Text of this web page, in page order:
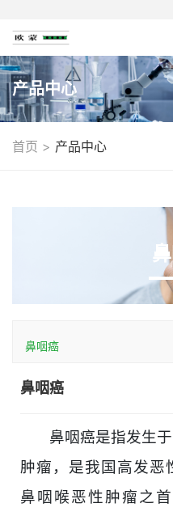
产品中心
首页 > 产品中心
鼻咽癌
鼻咽癌
鼻咽癌是指发生于
肿瘤，是我国高发恶
鼻咽喉恶性肿瘤之